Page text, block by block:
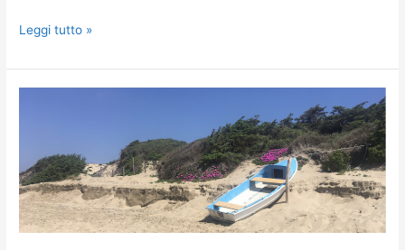
Toscana
inverno
in
Leggi tutto »